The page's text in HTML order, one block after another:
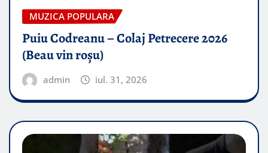
MUZICA POPULARA
Puiu Codreanu – Colaj Petrecere 2026
(Beau vin roșu)
admin iul. 31, 2026